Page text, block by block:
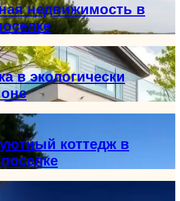
недвижимость в
в экологически
коттедж в